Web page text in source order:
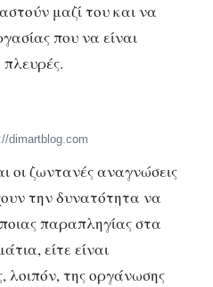
μαζί του και να
που να είναι
πλευρές.
dimartblog.com
οι ζωντανές αναγνώσεις
την δυνατότητα να
παραπληγίας στα
είτε είναι
λοιπόν, της οργάνωσης